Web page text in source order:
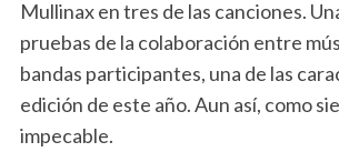
Mullinax en tres de las canciones.
pruebas de la colaboración entre
bandas participantes, una de las
edición de este año. Aun así, como
impecable.